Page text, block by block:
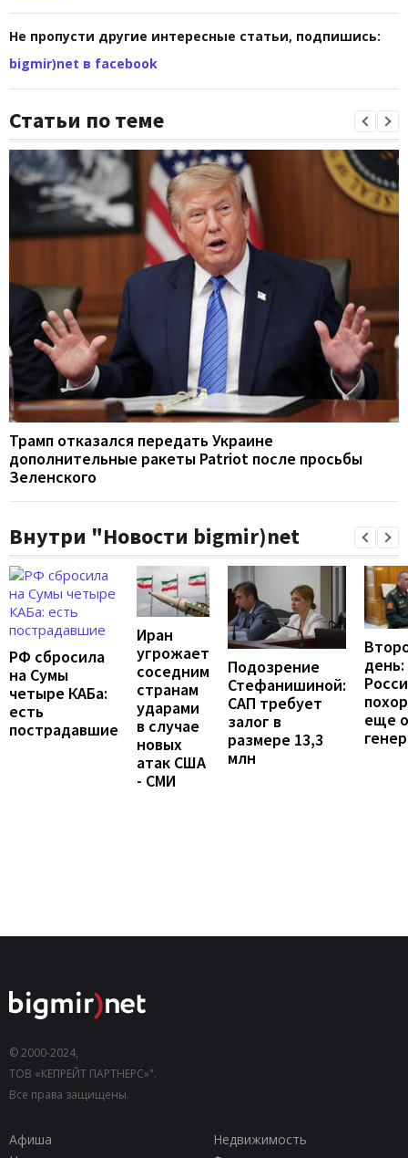
Не пропусти другие интересные статьи, подпишись:
bigmir)net в facebook
Статьи по теме
Трамп отказался передать Украине
дополнительные ракеты Patriot после просьбы
Зеленского
Внутри "Новости bigmir)net
РФ сбросила
на Сумы
четыре КАБа:
есть
пострадавшие
Иран
угрожает
соседним
странам
ударами
в случае
новых
атак США
- СМИ
Подозрение
Стефанишиной:
САП требует
залог в
размере 13,3
млн
день:
еще
© 2000-2024,
ТОВ «КЕПРЕЙТ ПАРТНЕРС»".
Все права защищены.
Афиша
Недвижимость